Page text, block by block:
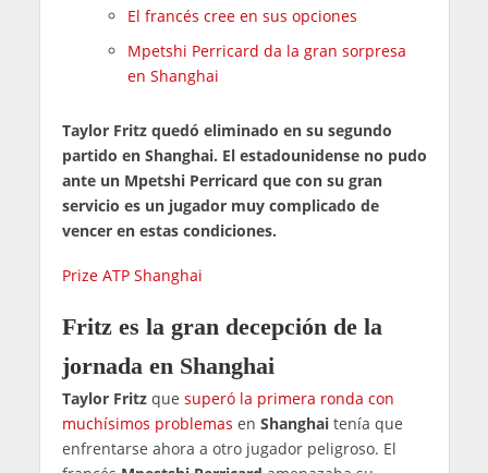
El francés cree en sus opciones
Mpetshi Perricard da la gran sorpresa
en Shanghai
Taylor Fritz quedó eliminado en su segundo
partido en Shanghai. El estadounidense no pudo
ante un Mpetshi Perricard que con su gran
servicio es un jugador muy complicado de
vencer en estas condiciones.
Prize ATP Shanghai
Fritz es la gran decepción de la
jornada en Shanghai
Taylor Fritzque superó la primera ronda con
muchísimos problemas en Shanghaitenía que
enfrentarse ahora a otro jugador peligroso. El